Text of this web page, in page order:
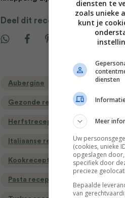
Deel dit recept
Aubergine Bewuste keuzes
Gezonde recepten voor kinderen
Herfstrecepten
Italiaanse recepten Kaas
Kookrecepten voor kinderen
Pasta recepten
diensten te
zoals unieke
kunt je
diensten
Meer
Uw
(cookies, unieke
opgeslagen
specifiek door
precieze
Bepaalde
van